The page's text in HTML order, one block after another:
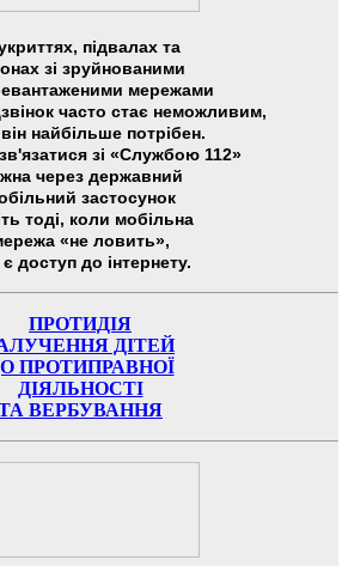
підвалах та
зі зруйнованими
мережами
часто стає неможливим,
найбільше потрібен.
зі «Службою 112»
через державний
застосунок
тоді, коли мобільна
«не ловить»,
доступ до інтернету.
ПРОТИДІЯ
ДІТЕЙ
ПРОТИПРАВНОЇ
ДІЯЛЬНОСТІ
ВЕРБУВАННЯ